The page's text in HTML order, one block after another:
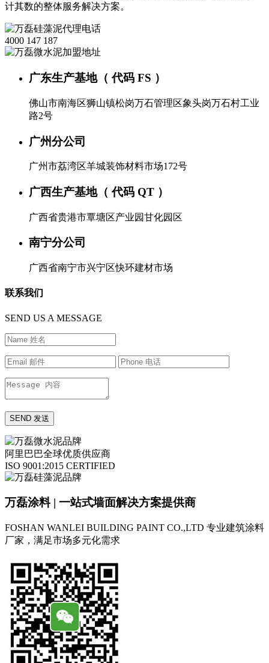
计其数的整体服务解决方案。
4000 147 187
广东生产基地（ 代码 FS ）
佛山市南海区狮山镇松岗万石管理区象头岗万石村工业
路2号
广州分公司
广州市荔湾区羊城装饰材料市场172号
广西生产基地（ 代码 QT ）
广西省贵港市覃塘区产业园甘化园区
南宁分公司
广西省南宁市兴宁区快环建材市场
联系我们
SEND US A MESSAGE
阿里巴巴全球优质供应商
ISO 9001:2015 CERTIFIED
万磊涂料 | 一站式墙面解决方案提供商
FOSHAN WANLEI BUILDING PAINT CO.,LTD 专业建筑涂料
厂家，满足市场多元化需求